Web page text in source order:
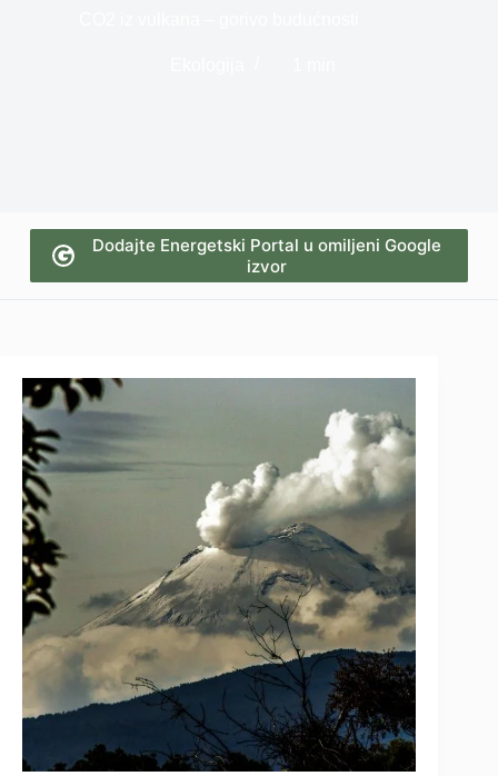
Dodajte Energetski Portal u omiljeni Google
izvor